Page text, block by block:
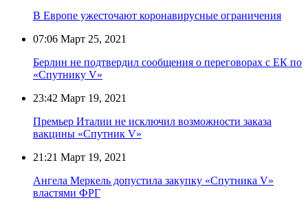
В Европе ужесточают коронавирусные ограничения
07:06 Март 25, 2021
Берлин не подтвердил сообщения о переговорах с ЕК по
«Спутнику V»
23:42 Март 19, 2021
Премьер Италии не исключил возможности заказа
вакцины «Спутник V»
21:21 Март 19, 2021
Ангела Меркель допустила закупку «Спутника V»
властями ФРГ